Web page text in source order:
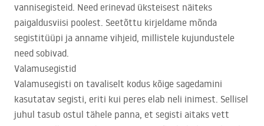
vannisegisteid. Need erinevad üksteisest näiteks
paigaldusviisi poolest. Seetõttu kirjeldame mõnda
segistitüüpi ja anname vihjeid, millistele kujundustele
need sobivad.
Valamusegistid
Valamusegisti on tavaliselt kodus kõige sagedamini
kasutatav segisti, eriti kui peres elab neli inimest. Sellisel
juhul tasub ostul tähele panna, et segisti aitaks vett